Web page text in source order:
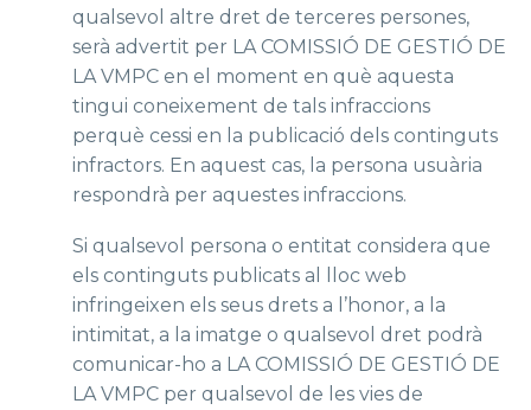
qualsevol altre dret de terceres persones,
serà advertit per LA COMISSIÓ DE GESTIÓ DE
LA VMPC en el moment en què aquesta
tingui coneixement de tals infraccions
perquè cessi en la publicació dels continguts
infractors. En aquest cas, la persona usuària
respondrà per aquestes infraccions.
Si qualsevol persona o entitat considera que
els continguts publicats al lloc web
infringeixen els seus drets a l’honor, a la
intimitat, a la imatge o qualsevol dret podrà
comunicar-ho a LA COMISSIÓ DE GESTIÓ DE
LA VMPC per qualsevol de les vies de